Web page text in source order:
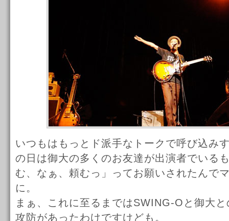
いつもはもっとド派手なトークで呼び込み
の日は御大の多くのお友達が出演者でいる
む、なぁ、頼むっ」ってお願いされたんで
に。
まぁ、これに至るまではSWING-Oと御大
攻防があったわけですけども。